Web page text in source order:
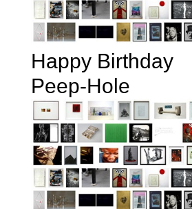
Happy Birthday
Peep-Hole